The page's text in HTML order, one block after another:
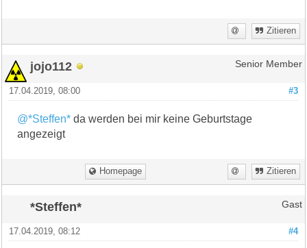
Zitieren
jojo112 Senior Member
#3
17.04.2019, 08:00
@*Steffen* da werden bei mir keine Geburtstage
angezeigt
Homepage Zitieren
*Steffen* Gast
#4
17.04.2019, 08:12